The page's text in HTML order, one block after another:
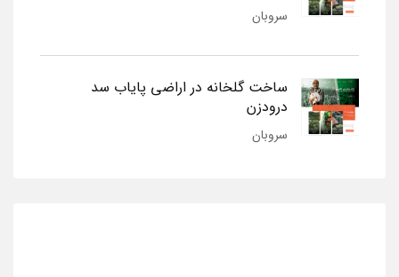
سروبان
ساخت گلخانه در اراضی پایاب سد
درودزن
سروبان